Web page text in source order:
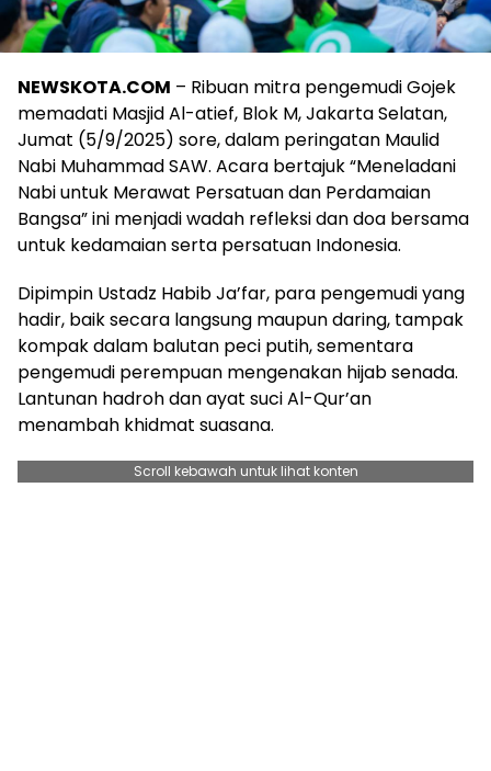
NEWSKOTA.COM – Ribuan mitra pengemudi Gojek
memadati Masjid Al-atief, Blok M, Jakarta Selatan,
Jumat (5/9/2025) sore, dalam peringatan Maulid
Nabi Muhammad SAW. Acara bertajuk “Meneladani
Nabi untuk Merawat Persatuan dan Perdamaian
Bangsa” ini menjadi wadah refleksi dan doa bersama
untuk kedamaian serta persatuan Indonesia.
Dipimpin Ustadz Habib Ja’far, para pengemudi yang
hadir, baik secara langsung maupun daring, tampak
kompak dalam balutan peci putih, sementara
pengemudi perempuan mengenakan hijab senada.
Lantunan hadroh dan ayat suci Al-Qur’an
menambah khidmat suasana.
Scroll kebawah untuk lihat konten